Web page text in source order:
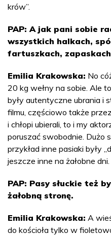
krów”.
PAP: A jak pani sobie
wszystkich halkach,
fartuszkach,
Emilia Krakowska: No
20 kg wełny na sobie. Ale
były autentyczne ubrania i
filmu, częściowo także
i chłopi ubierali, to i my
poruszać swobodnie. Dużo
przykład inne pasiaki były
jeszcze inne na żałobne dni.
PAP: Pasy słuckie też
żałobną stronę.
Emilia Krakowska: A
do kościoła tylko w